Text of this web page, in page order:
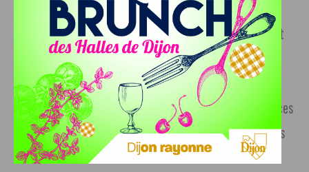
graphiques en argile polymère faites main.
François Margotton (Pumico) : Du mobilier et
des objets de décoration en pièces uniques au
design affirmé.
Sandra Barrault (Il était une fois S) :
De douces
compositions florales réalisées à partir de fleurs
séchées.